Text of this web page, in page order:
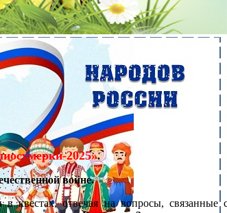
2025».
войне.
квестах, отвечая на вопросы,